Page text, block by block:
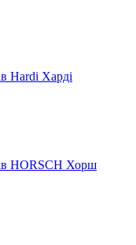
Hardi Харді
HORSCH Хорш